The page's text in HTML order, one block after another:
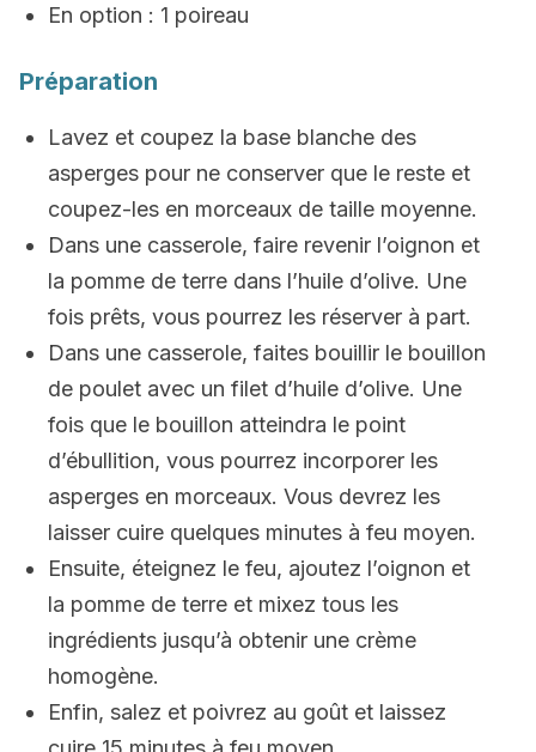
En option : 1 poireau
Préparation
Lavez et coupez la base blanche des
asperges pour ne conserver que le reste et
coupez-les en morceaux de taille moyenne.
Dans une casserole, faire revenir l’oignon et
la pomme de terre dans l’huile d’olive. Une
fois prêts, vous pourrez les réserver à part.
Dans une casserole, faites bouillir le bouillon
de poulet avec un filet d’huile d’olive. Une
fois que le bouillon atteindra le point
d’ébullition, vous pourrez incorporer les
asperges en morceaux. Vous devrez les
laisser cuire quelques minutes à feu moyen.
Ensuite, éteignez le feu, ajoutez l’oignon et
la pomme de terre et mixez tous les
ingrédients jusqu’à obtenir une crème
homogène.
Enfin, salez et poivrez au goût et laissez